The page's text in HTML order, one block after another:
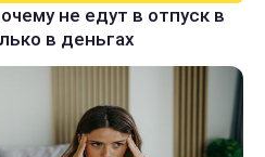
не едут в отпуск в
в деньгах